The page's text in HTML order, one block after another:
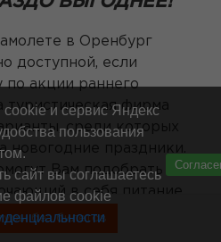
в Оренбург
доступной, если
по акции раннего
фирма
среди которых
новогодние праздники.
Вам подобрать
в себя питание
без билетов
и сервис Яндекс
пользования
сайт вы соглашаетесь
файлов cookie